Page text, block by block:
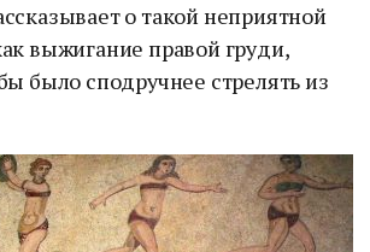
о такой неприятной
выжигание правой груди,
было сподручнее стрелять из